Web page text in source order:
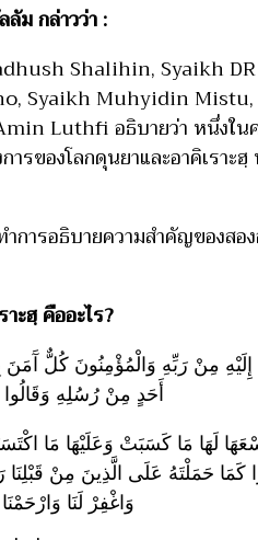
ม กล่าวว่า :
Shalihin, Syaikh
Syaikh Muhyidin
Luthfi อธิบายว่า หนึ่งใน
รของโลกดุนยาและอาคิเราะ
การอธิบายความสำคัญของสอ
ะฮฺ คืออะไร?
مِنْ رَبِّهِ وَالْمُؤْمِنُونَ كُلٌّ آَمَنَ
أَحَدٍ مِنْ رُسُلِهِ وَقَالُوا
لَهَا مَا كَسَبَتْ وَعَلَيْهَا مَا
كَمَا حَمَلْتَهُ عَلَى الَّذِينَ مِنْ قَبْلِنَا
وَاغْفِرْ لَنَا